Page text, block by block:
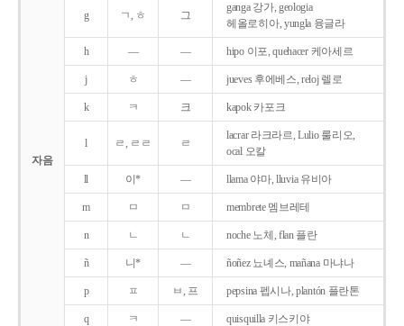
자음
g ㄱ, ㅎ 그
ganga 강가, geologia
헤올로히아, yungla 융글라
h ― ― hipo 이포, quehacer 케아세르
j ㅎ ― jueves 후에베스, reloj 렐로
k ㅋ 크 kapok 카포크
l ㄹ, ㄹㄹ ㄹ
lacrar 라크라르, Lulio 룰리오,
ocal 오칼
ll 이* ― llama 야마, lluvia 유비아
m ㅁ ㅁ membrete 멤브레테
n ㄴ ㄴ noche 노체, flan 플란
ñ 니* ― ñoñez 뇨녜스, mañana 마냐나
p ㅍ ㅂ, 프 pepsina 펩시나, plantón 플란톤
q ㅋ ― quisquilla 키스키야